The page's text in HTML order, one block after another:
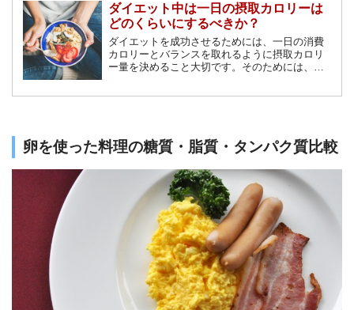
ダイエット中は一日の摂取カロリーは
どのくらいにするべきか？
ダイエットを成功させるためには、一日の消費
カロリーとバランスを取れるように摂取カロリ
ー量を決めること大切です。そのためには、一
卵を使った料理の糖質・脂質・タンパク質比較